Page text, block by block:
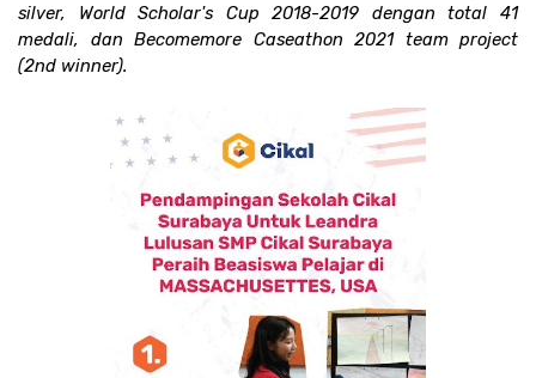
silver, World Scholar's Cup 2018-2019 dengan total 41
medali, dan Becomemore Caseathon 2021 team project
(2nd winner).